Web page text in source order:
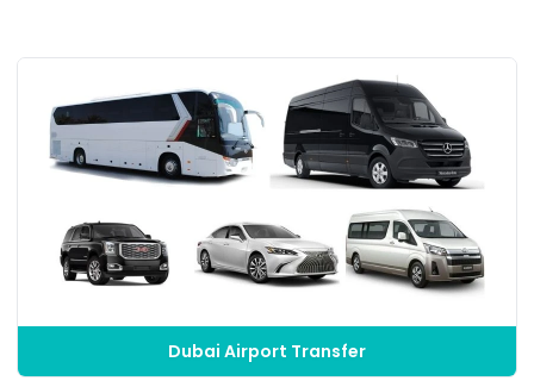
Dubai Airport Transfer